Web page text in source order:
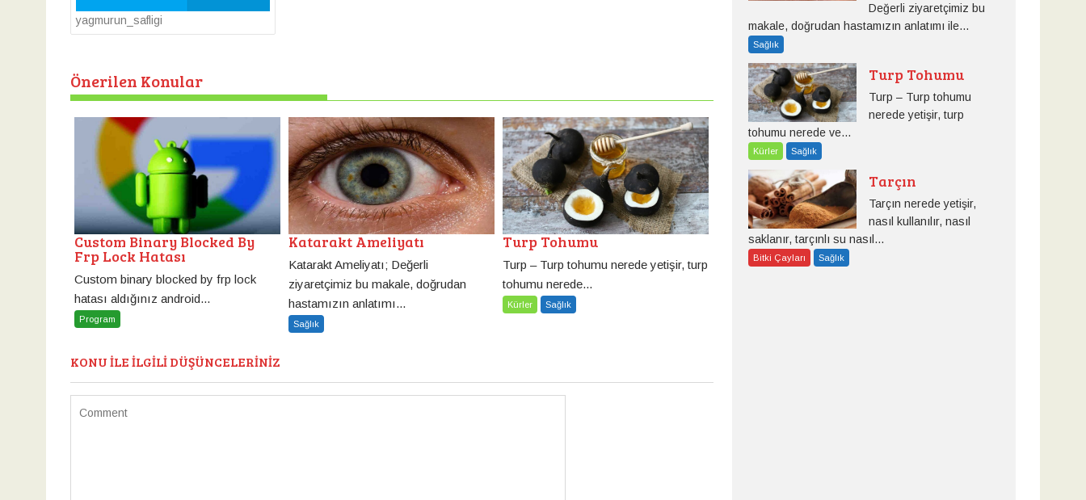
yagmurun_safligi
Önerilen Konular
Custom Binary Blocked By
Frp Lock Hatası
Custom binary blocked by frp lock
hatası aldığınız android...
Program
Katarakt Ameliyatı
Katarakt Ameliyatı; Değerli
ziyaretçimiz bu makale, doğrudan
hastamızın anlatımı...
Sağlık
Turp Tohumu
Turp – Turp tohumu nerede yetişir, turp
tohumu nerede...
Kürler Sağlık
KONU ILE ILGILI DÜŞÜNCELERINIZ
Değerli ziyaretçimiz bu
makale, doğrudan hastamızın anlatımı ile...
Sağlık
Turp Tohumu
Turp – Turp tohumu
nerede yetişir, turp
tohumu nerede ve...
Kürler Sağlık
Tarçın
Tarçın nerede yetişir,
nasıl kullanılır, nasıl
saklanır, tarçınlı su nasıl...
Bitki Çayları Sağlık